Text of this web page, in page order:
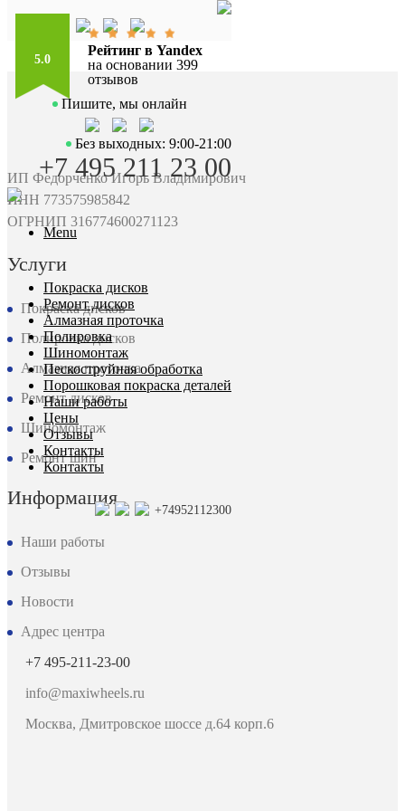
5.0
Рейтинг в Yandex
на основании 399
отзывов
Пишите, мы онлайн
Без выходных: 9:00-21:00
+7 495 211 23 00
Menu
Покраска дисков
Ремонт дисков
Алмазная проточка
Полировка
Шиномонтаж
Пескоструйная обработка
Порошковая покраска деталей
Наши работы
Цены
Отзывы
Контакты
Контакты
+74952112300
ИП Федорченко Игорь Владимирович
ИНН 773575985842
ОГРНИП 316774600271123
Услуги
Покраска дисков
Полировка дисков
Алмазная проточка
Ремонт дисков
Шиномонтаж
Ремонт шин
Информация
Наши работы
Отзывы
Новости
Адрес центра
+7 495-211-23-00
info@maxiwheels.ru
Москва, Дмитровское шоссе д.64 корп.6